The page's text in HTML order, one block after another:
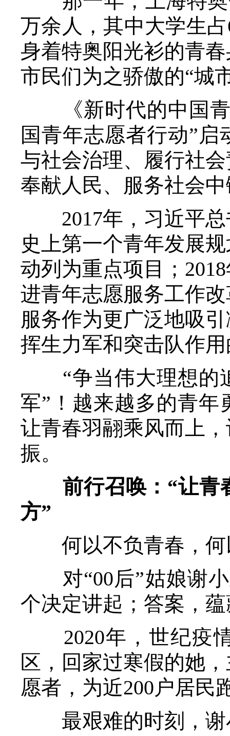
万余人，其中大学生
身着特奥阳光衫的青
市民们为之骄傲的“城
《新时代的中国青
国青年志愿者行动”
与社会治理、履行社
奉献人民、服务社会
2017年，习近平总
史上第一个青年发展
动列为重点项目；
进青年志愿服务工作
服务作为更广泛地吸
挥生力军和突击队作
“争当伟大理想的
军”！越来越多的青
让青春羽翮乘风而上
振。
前行召唤：“让青
方”
何以不负青春，何
对“00后”姑娘谢小
个决定讲起；答案，
2020年，世纪疫情
区，回家过寒假的她
愿者，为近200户居民
最艰难的时刻，谢